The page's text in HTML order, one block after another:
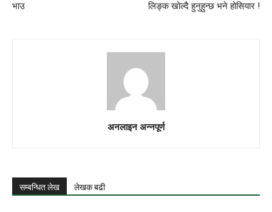
भाउ
लिङ्क खोल्दै हुनुहुन्छ भने होसियार !
अनलाइन अन्नपूर्ण
सम्बन्धित लेख लेखक बढी